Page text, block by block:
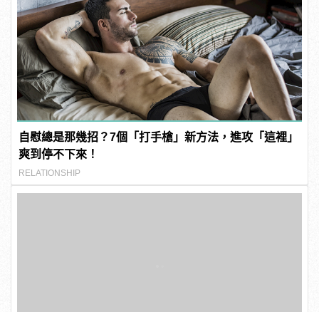
自慰總是那幾招？7個「打手槍」新方法，進攻「這裡」
爽到停不下來！
RELATIONSHIP